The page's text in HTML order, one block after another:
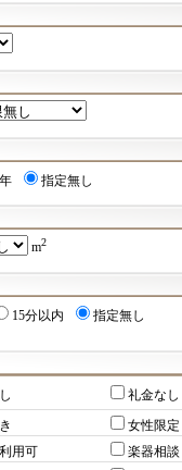
指定無し
m2
15分以内 指定無し
礼金なし
女性限定
用可
楽器相談